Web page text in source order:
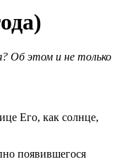
Об этом и не только
Его, как солнце,
появившегося